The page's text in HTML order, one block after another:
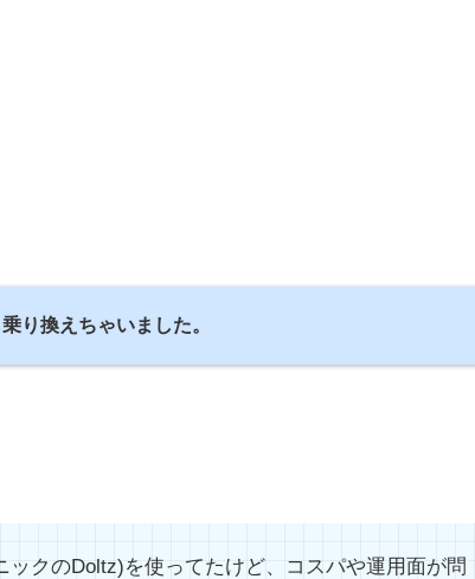
り換えちゃいました。
クのDoltz)を使ってたけど、コスパや運用面が問